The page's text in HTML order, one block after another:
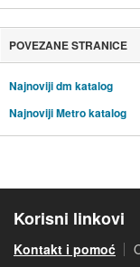
POVEZANE STRANICE
Najnoviji dm katalog
Najnoviji Metro katalog
Korisni linkovi
Kontakt i pomoć